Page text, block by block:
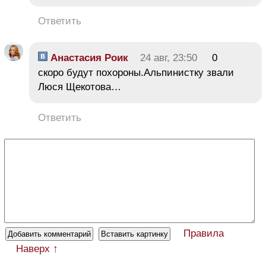
Ответить
Анастасия Роик 24 авг, 23:50
0
скоро будут похороны.Альпинистку звали
Люся Щекотова…
Ответить
Правила
Наверх ↑